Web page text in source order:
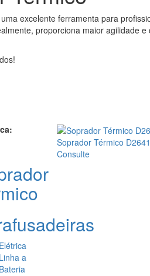
excelente ferramenta para
proporciona maior agilidade e
Elétrica
Linha a
Bateria
Soprador Térmico
Consulte